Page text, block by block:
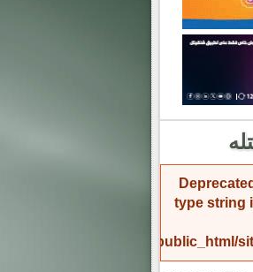
type string
/home/amicinf1/public_html/